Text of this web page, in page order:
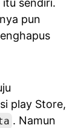
sendiri.
pun
play Store,
. Namun